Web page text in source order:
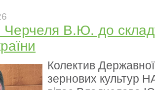
В.Ю. до
Колектив
зернових культур